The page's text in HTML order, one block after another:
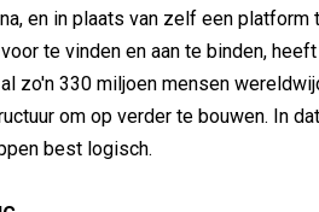
en in plaats van zelf een platform
te vinden en aan te binden,
zo'n 330 miljoen mensen
om op verder te bouwen. In
best logisch.